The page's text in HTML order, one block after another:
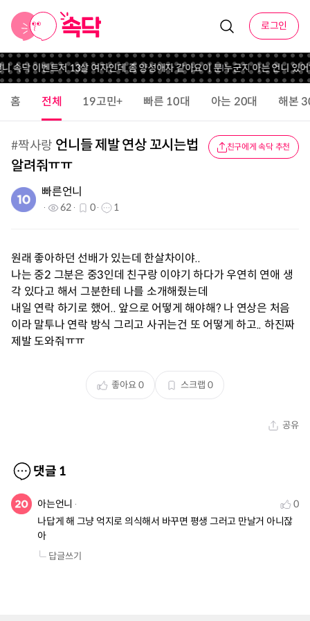
로그인
속닥 이벤트저 13살 여자인데 좀 양성애자 같아요이 분 누군지 아는 언니 있어
홈 전체 19고민+ 빠른 10대 아는 20대 해본
#짝사랑 언니들 제발 연상 꼬시는법
알려줘ㅠㅠ
친구에게 속닥 추천
빠른언니
62 0 1
원래 좋아하던 선배가 있는데 한살차이야..
나는 중2 그분은 중3인데 친구랑 이야기 하다가 우연히 연애 생
각 있다고 해서 그분한테 나를 소개해줬는데
내일 연락 하기로 했어.. 앞으로 어떻게 해야해? 나 연상은 처음
이라 말투나 연락 방식 그리고 사귀는건 또 어떻게 하고.. 하진짜
제발 도와줘ㅠㅠ
좋아요0 스크랩 0
공유
댓글 1
아는언니
0
나답게 해 그냥 억지로 의식해서 바꾸면 평생 그러고 만날거 아니잖
아
답글쓰기